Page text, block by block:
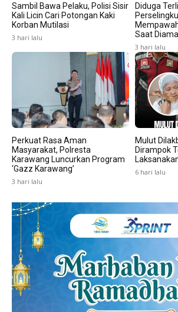
Sambil Bawa Pelaku, Polisi Sisir
Kali Licin Cari Potongan Kaki
Korban Mutilasi
3 hari lalu
Diduga
Saat
3 hari lalu
Perkuat Rasa Aman
Masyarakat, Polresta
Karawang Luncurkan Program
‘Gazz Karawang’
3 hari lalu
Mulut
Dirampok
6 hari lalu